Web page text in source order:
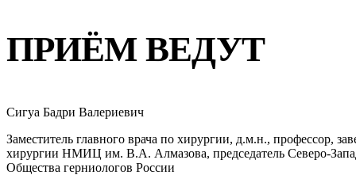
ПРИЁМ ВЕДУТ
Сигуа Бадри Валериевич
Заместитель главного врача по хирургии, д.м.н., профессор,
хирургии НМИЦ им. В.А. Алмазова, председатель Северо-
Общества герниологов России